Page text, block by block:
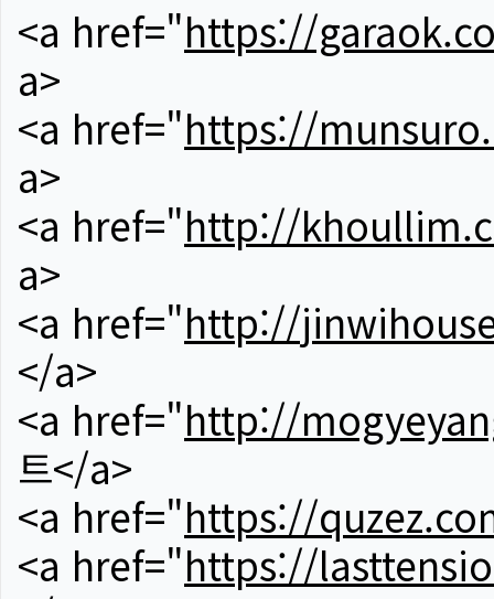
<a href="https://
a>
<a href="https://
a>
<a href="http://
a>
<a href="http://
</a>
<a href="http://
트</a>
<a href="https://
<a href="https://